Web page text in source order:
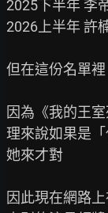
2025下半年 李
2026上半年 許
但在這份名單
因為《我的王
理來說如果是
她來才對
因此現在網路